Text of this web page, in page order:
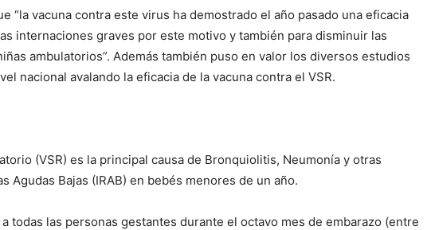
“la vacuna contra este virus ha demostrado el año pasado una eficacia
internaciones graves por este motivo y también para disminuir las
ambulatorios”. Además también puso en valor los diversos estudios
nacional avalando la eficacia de la vacuna contra el VSR.
(VSR) es la principal causa de Bronquiolitis, Neumonía y otras
Agudas Bajas (IRAB) en bebés menores de un año.
todas las personas gestantes durante el octavo mes de embarazo (entre